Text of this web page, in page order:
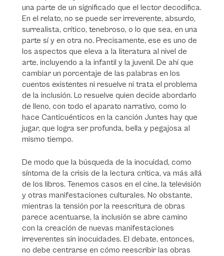
una parte de un significado que el lector decodifica.
En el relato, no se puede ser irreverente, absurdo,
surrealista, crítico, tenebroso, o lo que sea, en una
parte sí y en otra no. Precisamente, ese es uno de
los aspectos que eleva a la literatura al nivel de
arte, incluyendo a la infantil y la juvenil. De ahí que
cambiar un porcentaje de las palabras en los
cuentos existentes ni resuelve ni trata el problema
de la inclusión. Lo resuelve quien decide abordarlo
de lleno, con todo el aparato narrativo, como lo
hace Canticuénticos en la canción Juntes hay que
jugar, que logra ser profunda, bella y pegajosa al
mismo tiempo.
De modo que la búsqueda de la inocuidad, como
síntoma de la crisis de la lectura crítica, va más allá
de los libros. Tenemos casos en el cine, la televisión
y otras manifestaciones culturales. No obstante,
mientras la tensión por la reescritura de obras
parece acentuarse, la inclusión se abre camino
con la creación de nuevas manifestaciones
irreverentes sin inocuidades. El debate, entonces,
no debe centrarse en cómo reescribir las obras